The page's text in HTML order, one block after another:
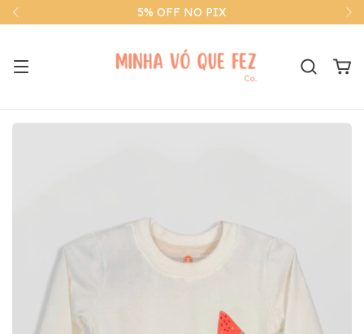
5% OFF NO PIX